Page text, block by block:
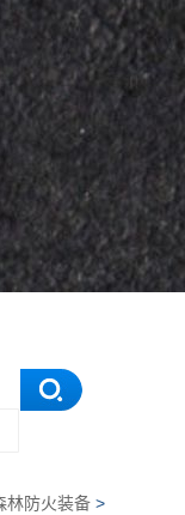
林防火装备 >